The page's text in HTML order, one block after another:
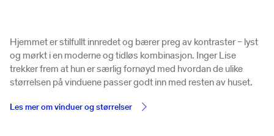
Hjemmet er stilfullt innredet og bærer preg av kontraster – lyst
og mørkt i en moderne og tidløs kombinasjon. Inger Lise
trekker frem at hun er særlig fornøyd med hvordan de ulike
størrelsen på vinduene passer godt inn med resten av huset.
Les mer om vinduer og størrelser